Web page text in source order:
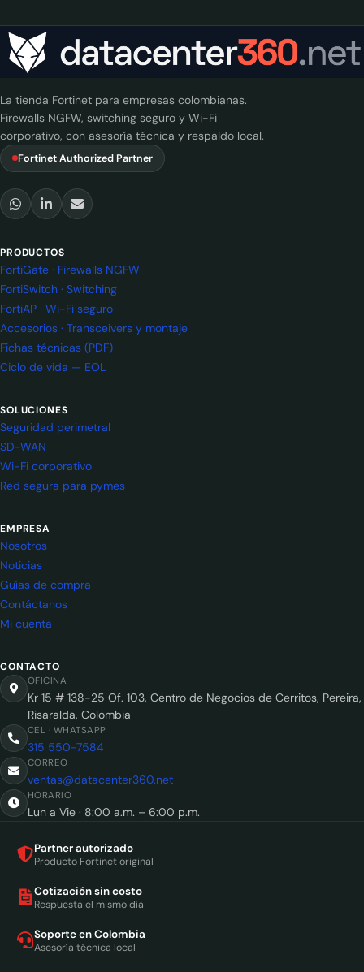
La tienda Fortinet para empresas colombianas.
Firewalls NGFW, switching seguro y Wi-Fi
corporativo, con asesoría técnica y respaldo local.
Fortinet Authorized Partner
PRODUCTOS
FortiGate · Firewalls NGFW
FortiSwitch · Switching
FortiAP · Wi-Fi seguro
Accesorios · Transceivers y montaje
Fichas técnicas (PDF)
Ciclo de vida — EOL
SOLUCIONES
Seguridad perimetral
SD-WAN
Wi-Fi corporativo
Red segura para pymes
EMPRESA
Nosotros
Noticias
Guías de compra
Contáctanos
Mi cuenta
CONTACTO
OFICINA
Kr 15 # 138-25 Of. 103, Centro de Negocios de Cerritos, Pereira,
Risaralda, Colombia
CEL · WHATSAPP
315 550-7584
CORREO
ventas@datacenter360.net
HORARIO
Lun a Vie · 8:00 a.m. – 6:00 p.m.
Partner autorizado
Producto Fortinet original
Cotización sin costo
Respuesta el mismo día
Soporte en Colombia
Asesoría técnica local